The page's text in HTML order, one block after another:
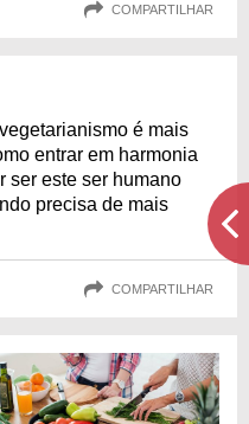
COMPARTILHAR
é mais
entrar em harmonia
ser este ser humano
precisa de mais
COMPARTILHAR